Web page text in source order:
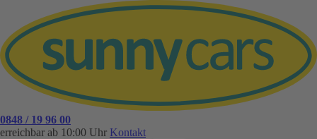
0848 / 19 96 00
erreichbar ab 10:00 Uhr Kontakt